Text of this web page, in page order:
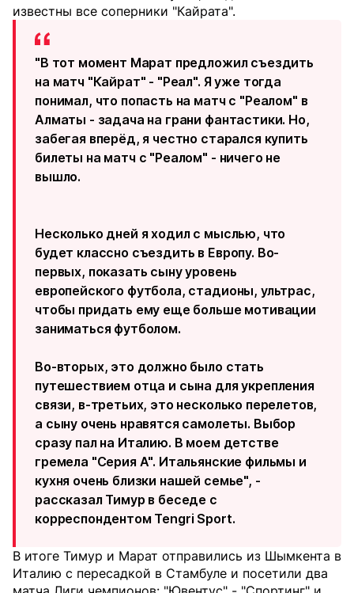
известны все соперники "Кайрата".
"В тот момент Марат предложил съездить
на матч "Кайрат" - "Реал". Я уже тогда
понимал, что попасть на матч с "Реалом" в
Алматы - задача на грани фантастики. Но,
забегая вперёд, я честно старался купить
билеты на матч с "Реалом" - ничего не
вышло.
Несколько дней я ходил с мыслью, что
будет классно съездить в Европу. Во-
первых, показать сыну уровень
европейского футбола, стадионы, ультрас,
чтобы придать ему еще больше мотивации
заниматься футболом.
Во-вторых, это должно было стать
путешествием отца и сына для укрепления
связи, в-третьих, это несколько перелетов,
а сыну очень нравятся самолеты. Выбор
сразу пал на Италию. В моем детстве
гремела "Серия А". Итальянские фильмы и
кухня очень близки нашей семье", -
рассказал Тимур в беседе с
корреспондентом Tengri Sport.
В итоге Тимур и Марат отправились из Шымкента в
Италию с пересадкой в Стамбуле и посетили два